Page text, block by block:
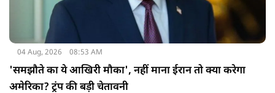
04 Aug, 2026 08:53 AM
'समझौते का ये आखिरी मौका', नहीं माना ईरान तो क्या करेगा
अमेरिका? ट्रंप की बड़ी चेतावनी